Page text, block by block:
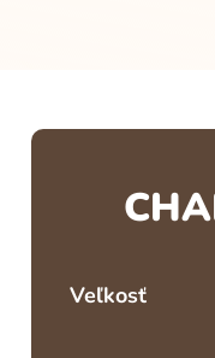
Veľkosť